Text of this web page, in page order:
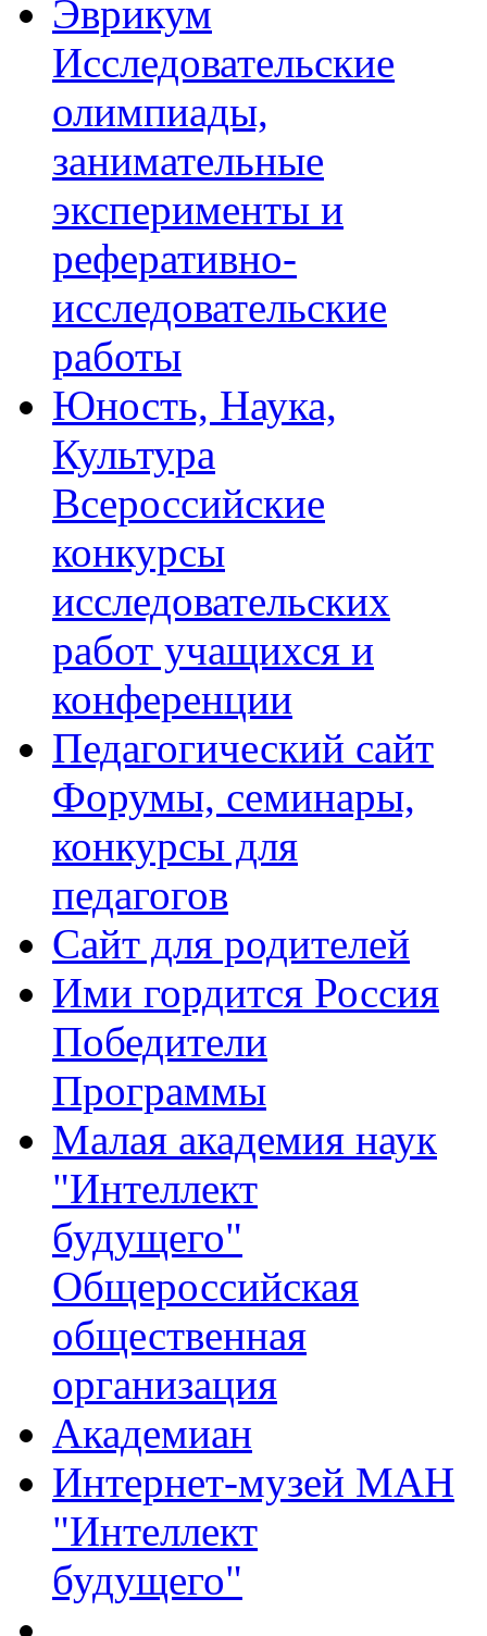
Эврикум
Исследовательские
олимпиады,
занимательные
эксперименты и
реферативно-
исследовательские
работы
Юность, Наука,
Культура
Всероссийские
конкурсы
исследовательских
работ учащихся и
конференции
Педагогический сайт
Форумы, семинары,
конкурсы для
педагогов
Сайт для родителей
Ими гордится Россия
Победители
Программы
Малая академия наук
"Интеллект
будущего"
Общероссийская
общественная
организация
Академиан
Интернет-музей МАН
"Интеллект
будущего"